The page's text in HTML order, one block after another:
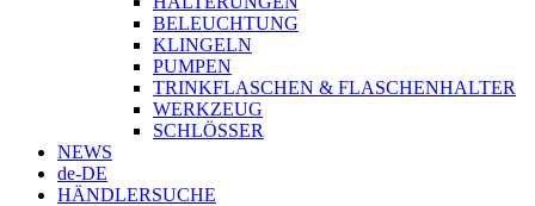
BELEUCHTUNG
KLINGELN
PUMPEN
TRINKFLASCHEN & FLASCHENHALTER
WERKZEUG
SCHLÖSSER
NEWS
de-DE
HÄNDLERSUCHE